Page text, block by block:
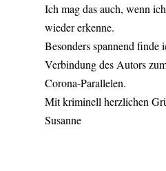
Ich mag das auch, wenn
wieder erkenne.
Besonders spannend finde
Verbindung des Autors
Corona-Parallelen.
Mit kriminell herzlichen
Susanne